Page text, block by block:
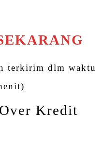
terkirim dlm waktu
Kredit